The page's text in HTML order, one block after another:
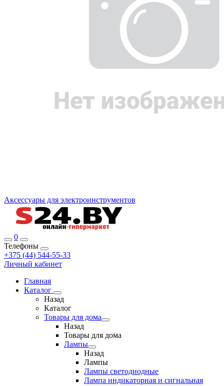
Аксессуары для электроинструментов
0
Телефоны
+375 (44) 544-55-33
Личный кабинет
Главная
Каталог
Назад
Каталог
Товары для дома
Назад
Товары для дома
Лампы
Назад
Лампы
Лампы светодиодные
Лампа индикаторная и сигнальная